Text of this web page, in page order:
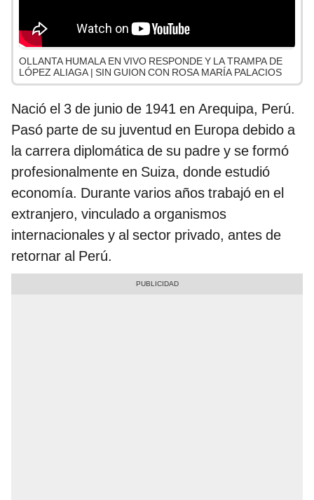
OLLANTA HUMALA EN VIVO RESPONDE Y LA TRAMPA DE
LÓPEZ ALIAGA | SIN GUION CON ROSA MARÍA PALACIOS
Nació el 3 de junio de 1941 en Arequipa, Perú.
Pasó parte de su juventud en Europa debido a
la carrera diplomática de su padre y se formó
profesionalmente en Suiza, donde estudió
economía. Durante varios años trabajó en el
extranjero, vinculado a organismos
internacionales y al sector privado, antes de
retornar al Perú.